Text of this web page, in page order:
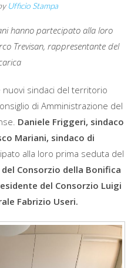
Ufficio Stampa
hanno partecipato alla loro
Trevisan, rappresentante del
nuovi sindaci del territorio
di Amministrazione del
Daniele Friggeri, sindaco
Mariani, sindaco di
alla loro prima seduta del
Consorzio della Bonifica
del Consorzio Luigi
Fabrizio Useri.